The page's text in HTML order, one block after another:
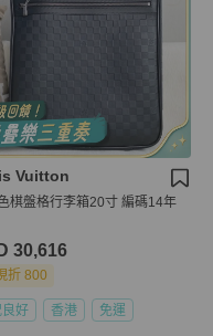
Vuitton
棋盤格行李箱20寸 編碼14年
30,616
折 800
好 香港 免運